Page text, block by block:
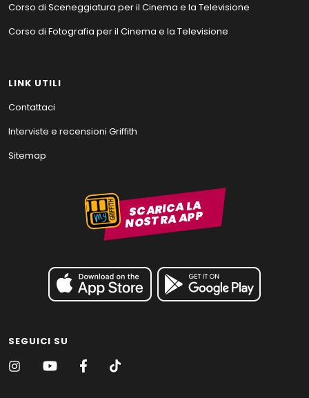
Corso di Sceneggiatura per il Cinema e la Televisione
Corso di Fotografia per il Cinema e la Televisione
LINK UTILI
Contattaci
Interviste e recensioni Griffith
Sitemap
SCARICA LA
NOSTRA APP
SEGUICI SU